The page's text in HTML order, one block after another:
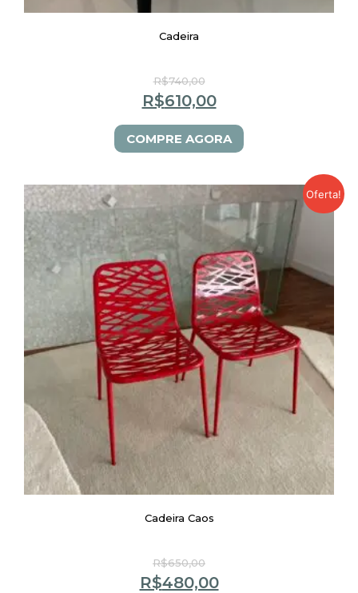
Cadeira
R$740,00
R$610,00
COMPRE AGORA
Oferta!
Cadeira Caos
R$650,00
R$480,00